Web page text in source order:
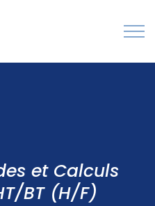
et Calculs
BT (H/F)